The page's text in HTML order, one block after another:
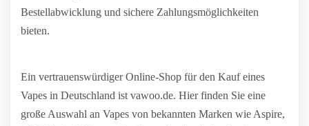
Bestellabwicklung und sichere Zahlungsmöglichkeiten
bieten.
Ein vertrauenswürdiger Online-Shop für den Kauf eines
Vapes in Deutschland ist vawoo.de. Hier finden Sie eine
große Auswahl an Vapes von bekannten Marken wie Aspire,